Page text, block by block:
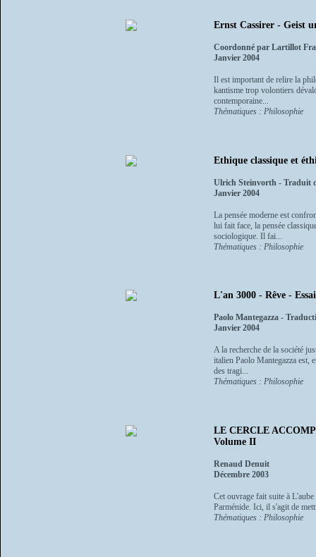
Ernst Cassirer - Geist
Coordonné par Lartillot
Janvier 2004
Il est important de relire la
kantisme trop volontiers
contemporaine...
Thématiques : Philosophie
Ethique classique et
Ulrich Steinvorth - Traduit
Janvier 2004
La pensée moderne est
lui fait face, la pensée
sociologique. Il fai...
Thématiques : Philosophie
L'an 3000 - Rêve - Essai
Paolo Mantegazza -
Janvier 2004
A la recherche de la société
italien Paolo Mantegazza est,
des tragi...
Thématiques : Philosophie
LE CERCLE
Volume II
Renaud Denuit
Décembre 2003
Cet ouvrage fait suite à
Parménide. Ici, il s'agit de
Thématiques : Philosophie